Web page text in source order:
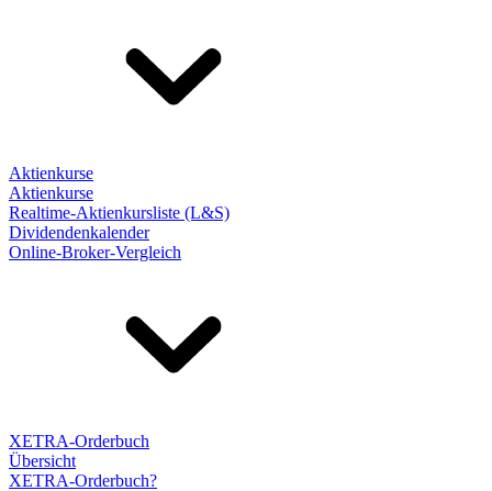
Aktienkurse
Aktienkurse
Realtime-Aktienkursliste (L&S)
Dividendenkalender
Online-Broker-Vergleich
XETRA-Orderbuch
Übersicht
XETRA-Orderbuch?